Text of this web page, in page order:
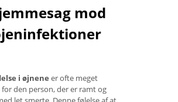
mod
i øjnene er ofte meget
den person, der er ramt og